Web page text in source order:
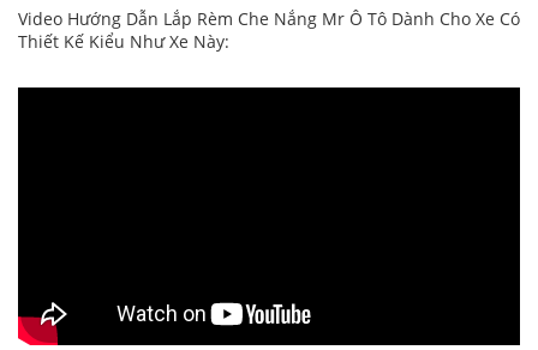
Video Hướng Dẫn Lắp Rèm Che Nắng Mr Ô Tô Dành Cho Xe Có
Thiết Kế Kiểu Như Xe Này: